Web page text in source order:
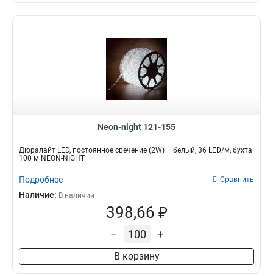
Neon-night 121-155
Дюралайт LED, постоянное свечение (2W) – белый, 36 LED/м, бухта
100 м NEON-NIGHT
Подробнее Сравнить
Наличие: В наличии
398,66 ₽
– +
В корзину